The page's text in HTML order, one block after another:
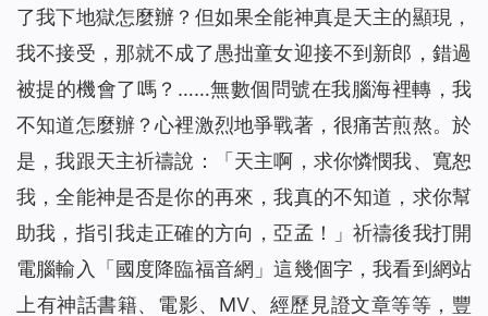
了我下地獄怎麼辦？但如果全能神真是天主的顯現，
我不接受，那就不成了愚拙童女迎接不到新郎，錯過
被提的機會了嗎？……無數個問號在我腦海裡轉，我
不知道怎麼辦？心裡激烈地爭戰著，很痛苦煎熬。於
是，我跟天主祈禱說：「天主啊，求你憐憫我、寬恕
我，全能神是否是你的再來，我真的不知道，求你幫
助我，指引我走正確的方向，亞孟！」祈禱後我打開
電腦輸入「國度降臨福音網」這幾個字，我看到網站
上有神話書籍、電影、MV、經歷見證文章等等，豐